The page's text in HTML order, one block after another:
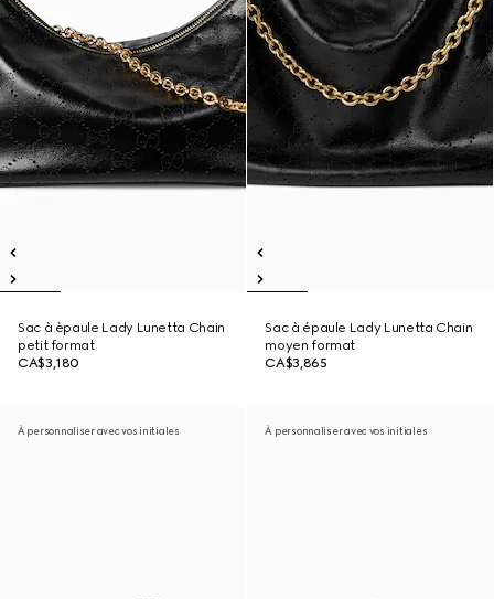
Sac à èpaule Lady Lunetta Chain
petit format
CA$3,180
Sac à épaule Lady Lunetta Chain
moyen format
CA$3,865
À personnaliser avec vos initiales À personnaliser avec vos initiales